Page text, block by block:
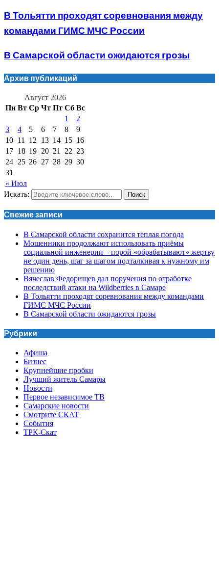
В Тольятти проходят соревнования между
командами ГИМС МЧС России
В Самарской области ожидаются грозы
Архив публикаций
Август 2026
Пн Вт Ср Чт Пт Сб Вс
« Июл
1
2
3
4 5 6 7 8
9
10 11 12 13 14 15 16
17 18 19 20 21 22 23
24 25 26 27 28 29 30
31
Искать: Поиск
Свежие записи
В Самарской области сохранится теплая погода
Мошенники продолжают использовать приёмы
социальной инженерии – порой «обрабатывают» жертву
не один день, шаг за шагом подталкивая к нужному им
решению
Вячеслав Федорищев дал поручения по отработке
последствий атаки на Wildberries в Самаре
В Тольятти проходят соревнования между командами
ГИМС МЧС России
В Самарской области ожидаются грозы
Рубрики
Афиша
Бизнес
Крупнейшие пробки
Лучший житель Самары
Новости
Первое независимое ТВ
Самарские новости
Смотрите СКАТ
События
ТРК-Скат